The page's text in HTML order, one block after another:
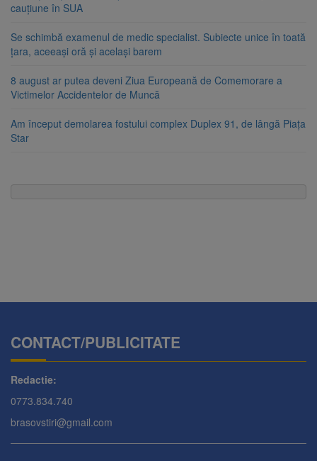
cauțiune în SUA
Se schimbă examenul de medic specialist. Subiecte unice în toată
țara, aceeași oră și același barem
8 august ar putea deveni Ziua Europeană de Comemorare a
Victimelor Accidentelor de Muncă
Am început demolarea fostului complex Duplex 91, de lângă Piața
Star
CONTACT/PUBLICITATE
Redactie:
0773.834.740
brasovstiri@gmail.com